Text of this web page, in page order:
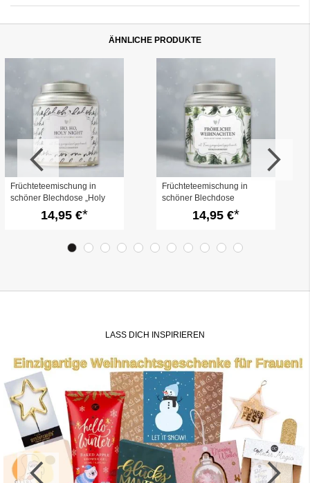
ÄHNLICHE PRODUKTE
Früchteteemischung in
schöner Blechdose „Holy
14,95 €
Früchteteemischung in
schöner Blechdose
„Fröhliche Weihnachten“
14,95 €
LASS DICH INSPIRIEREN